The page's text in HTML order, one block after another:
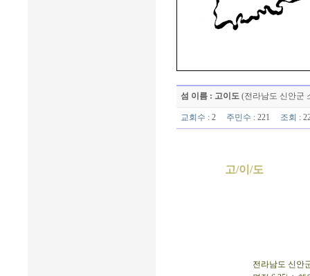
섬 이름 : 고이도 (전라남도 신안군
교회수 : 2 주민수 : 221 조회 :
고/이/도
전라남도 신안